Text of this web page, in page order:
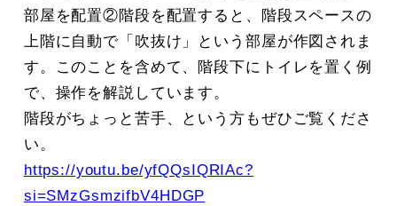
部屋を配置②階段を配置すると、階段スペースの
上階に自動で「吹抜け」という部屋が作図されま
す。このことを含めて、階段下にトイレを置く例
で、操作を解説しています。
階段がちょっと苦手、という方もぜひご覧くださ
い。
https://youtu.be/yfQQsIQRIAc?
si=SMzGsmzifbV4HDGP